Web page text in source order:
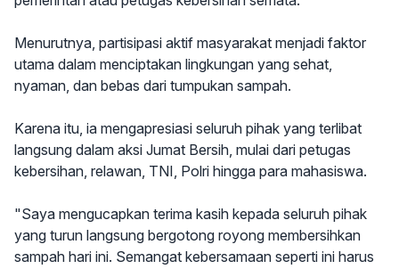
Menurutnya, partisipasi aktif masyarakat menjadi faktor
utama dalam menciptakan lingkungan yang sehat,
nyaman, dan bebas dari tumpukan sampah.
Karena itu, ia mengapresiasi seluruh pihak yang terlibat
langsung dalam aksi Jumat Bersih, mulai dari petugas
kebersihan, relawan, TNI, Polri hingga para mahasiswa.
"Saya mengucapkan terima kasih kepada seluruh pihak
yang turun langsung bergotong royong membersihkan
sampah hari ini. Semangat kebersamaan seperti ini harus